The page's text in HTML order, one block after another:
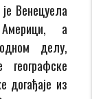
Венецуела
а
делу,
догађаје из